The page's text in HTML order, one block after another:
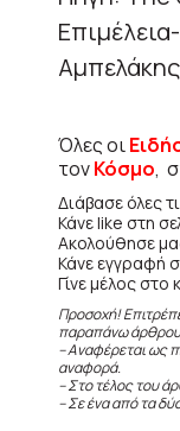
Αμπελάκης
Όλες οι
τονΚόσμο,
Διάβασε όλες
Κάνε like στη
Ακολούθησε
Κάνε εγγραφή
Γίνε μέλος στο
Προσοχή!
παραπάνω
– Αναφέρεται ως
αναφορά.
– Στο τέλος του
– Σε ένα από τα